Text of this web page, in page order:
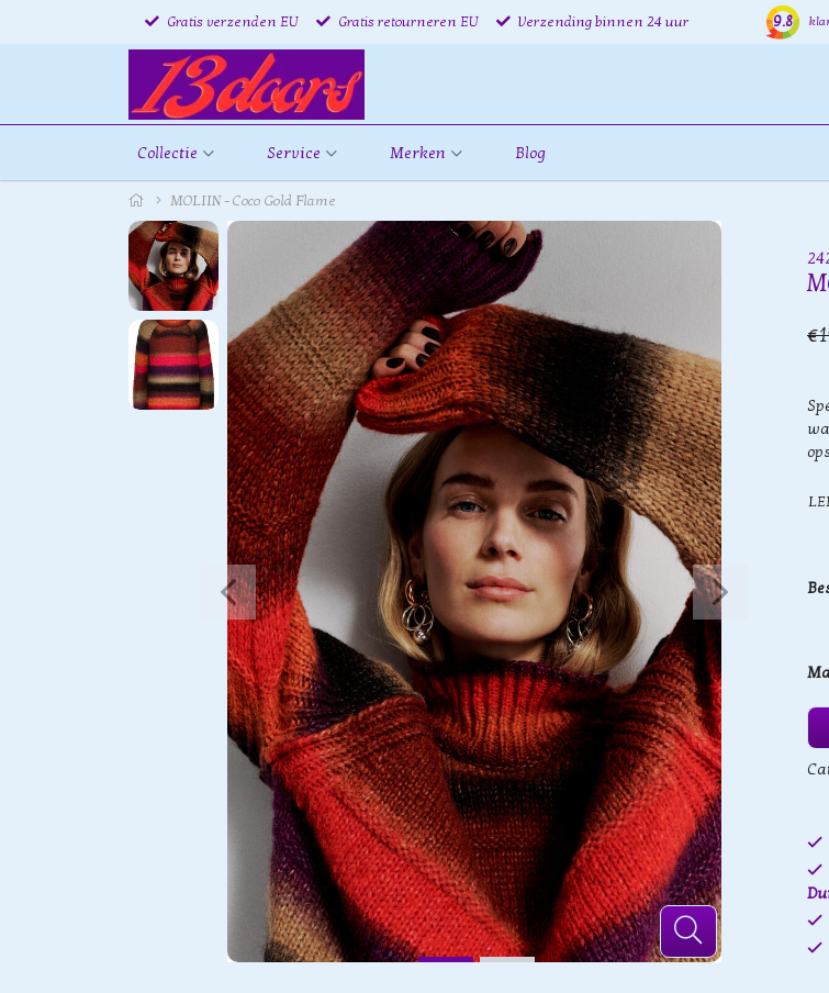
Gratis verzenden EU Gratis retourneren EU Verzending binnen 24 uur 9.8
Collectie Service Merken Blog
MOLIIN - Coco Gold Flame